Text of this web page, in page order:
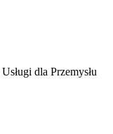
dla Przemysłu